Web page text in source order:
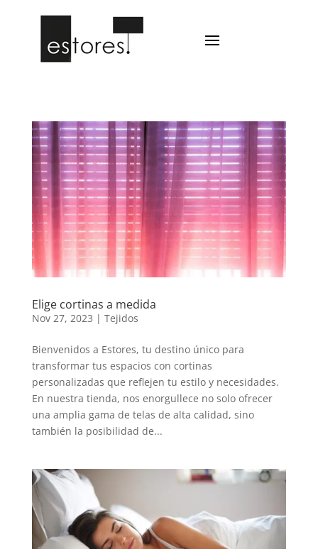
Elige cortinas a medida
Nov 27, 2023 | Tejidos
Bienvenidos a Estores, tu destino único para
transformar tus espacios con cortinas
personalizadas que reflejen tu estilo y necesidades.
En nuestra tienda, nos enorgullece no solo ofrecer
una amplia gama de telas de alta calidad, sino
también la posibilidad de...